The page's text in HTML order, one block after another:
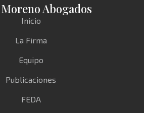
Abogados
Inicio
La Firma
Equipo
Publicaciones
FEDA